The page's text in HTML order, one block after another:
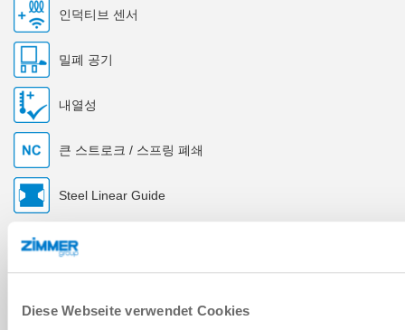
Diese Webseite verwendet Cookies
인덕티브 센서
밀폐 공기
내열성
큰 스트로크 / 스프링 폐쇄
Steel Linear Guide